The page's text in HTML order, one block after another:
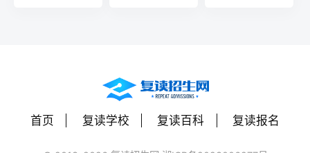
首页 复读学校 复读百科 复读报名